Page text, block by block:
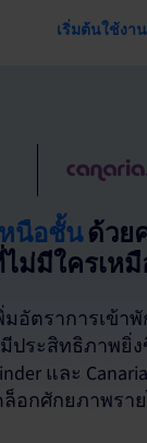
เริ่มต้นใช้งาน
หนือชั้นด้วย
ม่มีใครเห
อัตราการเข้าพั
ประสิทธิภาพยิ่
และ
อกศักยภาพรา